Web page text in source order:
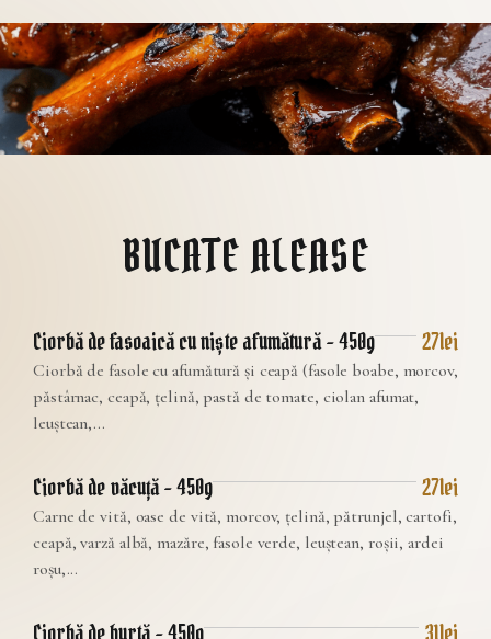
BUCATE ALEASE
Ciorbă de fasoaică cu niște afumătură – 450g 27lei
Ciorbă de fasole cu afumătură și ceapă (fasole boabe, morcov,
păstârnac, ceapă, țelină, pastă de tomate, ciolan afumat,
leuștean,...
Ciorbă de văcuță – 450g 27lei
Carne de vită, oase de vită, morcov, țelină, pătrunjel, cartofi,
ceapă, varză albă, mazăre, fasole verde, leuștean, roșii, ardei
roșu,...